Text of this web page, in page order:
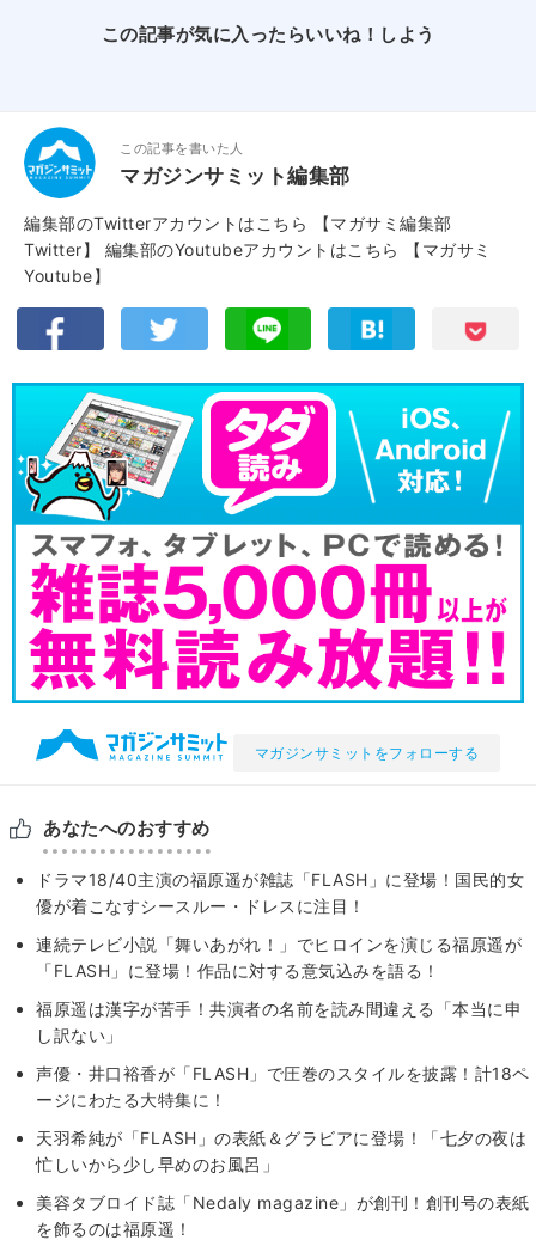
この記事が気に入ったらいいね！しよう
この記事を書いた人
マガジンサミット編集部
編集部のTwitterアカウントはこちら
【マガサミ編集部
Twitter】
編集部のYoutubeアカウントはこちら
【マガサミ
Youtube】
マガジンサミットをフォローする
あなたへのおすすめ
ドラマ18/40主演の福原遥が雑誌「FLASH」に登場！国民的女
優が着こなすシースルー・ドレスに注目！
連続テレビ小説「舞いあがれ！」でヒロインを演じる福原遥が
「FLASH」に登場！作品に対する意気込みを語る！
福原遥は漢字が苦手！共演者の名前を読み間違える「本当に申
し訳ない」
声優・井口裕香が「FLASH」で圧巻のスタイルを披露！計18ペ
ージにわたる大特集に！
天羽希純が「FLASH」の表紙＆グラビアに登場！「七夕の夜は
忙しいから少し早めのお風呂」
美容タブロイド誌「Nedaly magazine」が創刊！創刊号の表紙
を飾るのは福原遥！